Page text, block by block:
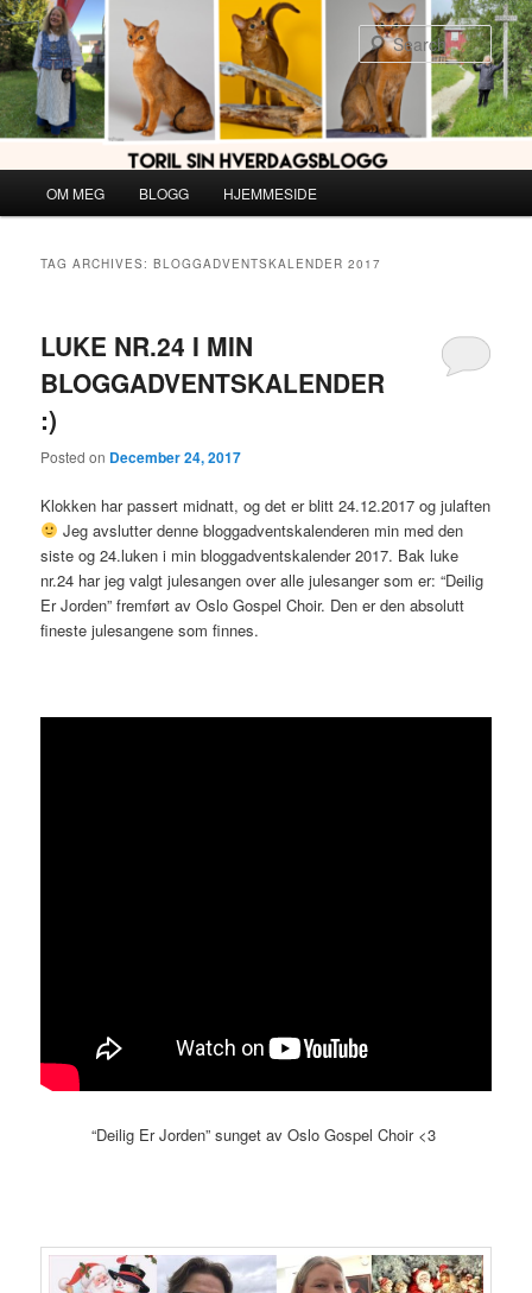
Skip
to
primary
content
Skip
to
secondary
content
OM MEG BLOGG HJEMMESIDE
TAG ARCHIVES:BLOGGADVENTSKALENDER 2017
LUKE NR.24 I MIN
BLOGGADVENTSKALENDER
:)
Posted on December 24, 2017
Klokken har passert midnatt, og det er blitt 24.12.2017 og julaften
Jeg avslutter denne bloggadventskalenderen min med den
siste og 24.luken i min bloggadventskalender 2017. Bak luke
nr.24 har jeg valgt julesangen over alle julesanger som er: “Deilig
Er Jorden” fremført av Oslo Gospel Choir. Den er den absolutt
fineste julesangene som finnes.
“Deilig Er Jorden” sunget av Oslo Gospel Choir <3